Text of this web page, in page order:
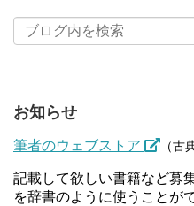
お知らせ
筆者のウェブストア （古
記載して欲しい書籍など募
を辞書のように使うことが